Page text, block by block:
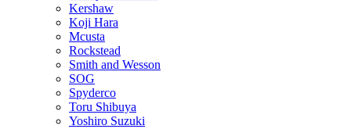
Kershaw
Koji Hara
Mcusta
Rockstead
Smith and Wesson
SOG
Spyderco
Toru Shibuya
Yoshiro Suzuki